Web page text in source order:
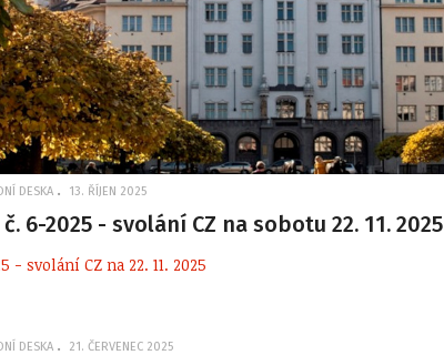
DESKA 13. ŘÍJEN 2025
č. 6-2025 - svolání CZ na sobotu 22. 11. 2025
- svolání CZ na 22. 11. 2025
DESKA 21. ČERVENEC 2025